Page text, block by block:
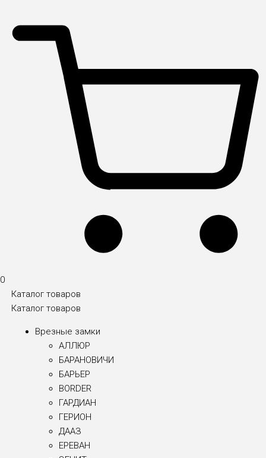
0
Каталог товаров
Каталог товаров
Врезные замки
АЛЛЮР
БАРАНОВИЧИ
БАРЬЕР
BORDER
ГАРДИАН
ГЕРИОН
ДААЗ
ЕРЕВАН